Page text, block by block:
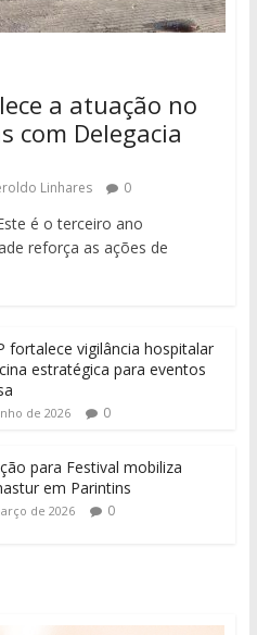
a atuação no
com Delegacia
Linhares 0
é o terceiro ano
reforça as ações de
fortalece vigilância hospitalar
estratégica para eventos
de 2026 0
para Festival mobiliza
em Parintins
de 2026 0